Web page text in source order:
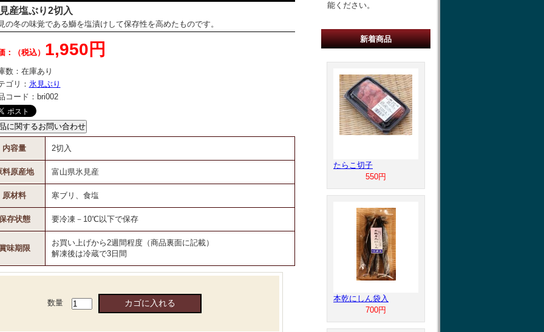
産塩ぶり2切入
の冬の味覚である鰤を塩漬けして保存性を高めたものです。
：（税込） 1,950円
数： 在庫あり
ゴリ： 氷見ぶり
コード： bri002
内容量 2切入
料原産地 富山県氷見産
原材料 寒ブリ、食塩
存状態 要冷凍－10℃以下で保存
味期限
お買い上げから2週間程度（商品裏面に記載）
解凍後は冷蔵で3日間
数量
能ください。
新着商品
たらこ切子
550円
本乾にしん袋入
700円